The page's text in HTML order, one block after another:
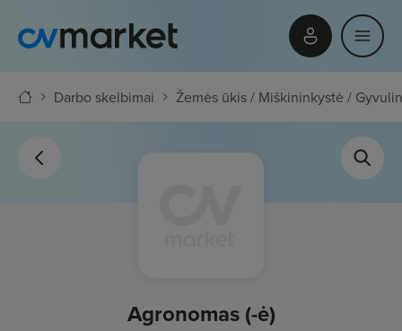
Darbo skelbimai Žemės ūkis / Miškininkystė /
Agronomas (-ė)